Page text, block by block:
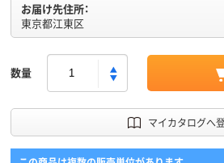
お届け先住所：
東京都江東区
数量
マイカタログへ